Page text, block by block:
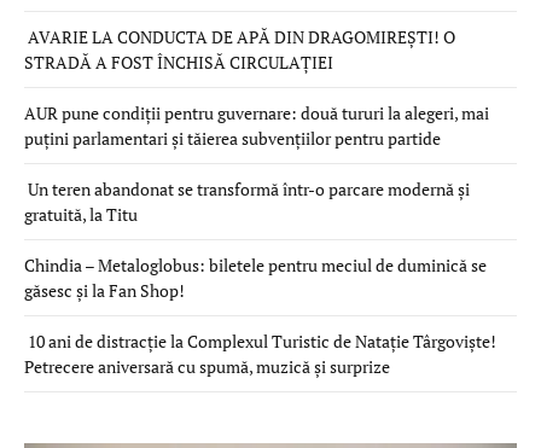
AVARIE LA CONDUCTA DE APĂ DIN DRAGOMIREȘTI! O
STRADĂ A FOST ÎNCHISĂ CIRCULAȚIEI
AUR pune condiții pentru guvernare: două tururi la alegeri, mai
puțini parlamentari și tăierea subvențiilor pentru partide
Un teren abandonat se transformă într-o parcare modernă și
gratuită, la Titu
Chindia – Metaloglobus: biletele pentru meciul de duminică se
găsesc și la Fan Shop!
10 ani de distracție la Complexul Turistic de Natație Târgoviște!
Petrecere aniversară cu spumă, muzică și surprize